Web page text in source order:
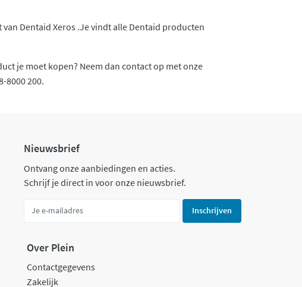
Dentaid Xeros .Je vindt alle Dentaid producten
je moet kopen? Neem dan contact op met onze
8000 200.
Nieuwsbrief
Ontvang onze aanbiedingen en acties.
Schrijf je direct in voor onze nieuwsbrief.
Inschrijven
Over Plein
Contactgegevens
Zakelijk